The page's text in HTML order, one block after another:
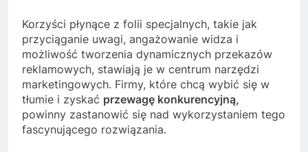
Korzyści płynące z folii specjalnych, takie jak
przyciąganie uwagi, angażowanie widza i
możliwość tworzenia dynamicznych przekazów
reklamowych, stawiają je w centrum narzędzi
marketingowych. Firmy, które chcą wybić się w
tłumie i zyskać przewagę konkurencyjną,
powinny zastanowić się nad wykorzystaniem tego
fascynującego rozwiązania.